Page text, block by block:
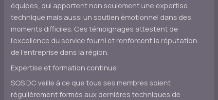
équipes, qui apportent non seulement une expertise
technique mais aussi un soutien émotionnel dans des
moments difficiles. Ces témoignages attestent de
l’excellence du service fourni et renforcent la réputation
de l’entreprise dans la région.
Expertise et formation continue
SOS DC veille à ce que tous ses membres soient
régulièrement formés aux dernières techniques de